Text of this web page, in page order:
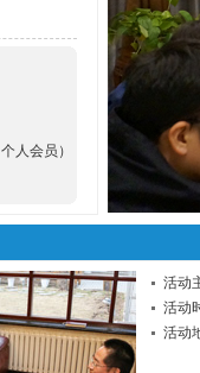
个人会员 ）
活动
活动
活动